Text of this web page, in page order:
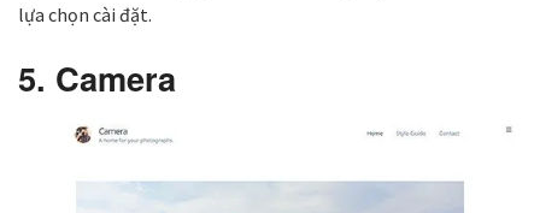
lựa chọn cài đặt.
5. Camera